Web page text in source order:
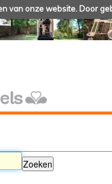
van onze website. Door